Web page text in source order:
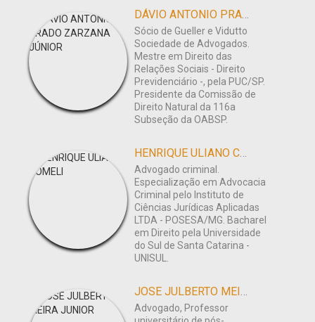
DÁVIO ANTONIO PRADO ZARZANA JÚNIOR
Sócio de Gueller e Vidutto
Sociedade de Advogados.
Mestre em Direito das
Relações Sociais - Direito
Previdenciário -, pela PUC/SP.
Presidente da Comissão de
Direito Natural da 116a
Subseção da OABSP.
HENRIQUE ULIANO COMELI
Advogado criminal.
Especialização em Advocacia
Criminal pelo Instituto de
Ciências Jurídicas Aplicadas
LTDA - POSESA/MG. Bacharel
em Direito pela Universidade
do Sul de Santa Catarina -
UNISUL.
JOSE JULBERTO MEIRA JUNIOR
Advogado, Professor